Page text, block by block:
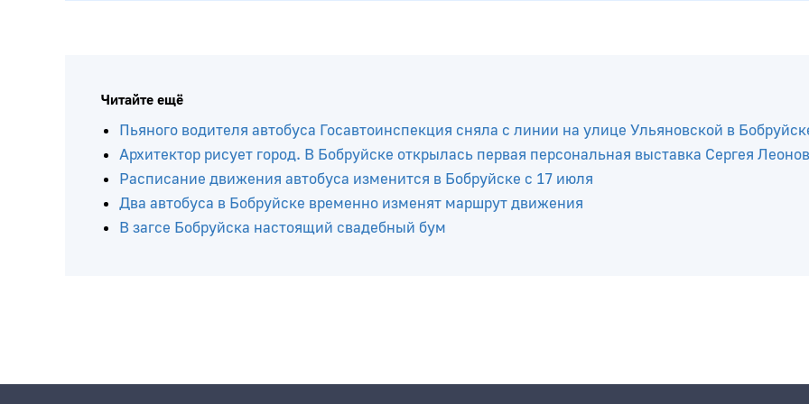
Читайте ещё
Пьяного водителя автобуса Госавтоинспекция сняла с линии на улице Ульяновской в
Архитектор рисует город. В Бобруйске открылась первая персональная выставка Сергея
Расписание движения автобуса изменится в Бобруйске с 17 июля
Два автобуса в Бобруйске временно изменят маршрут движения
В загсе Бобруйска настоящий свадебный бум